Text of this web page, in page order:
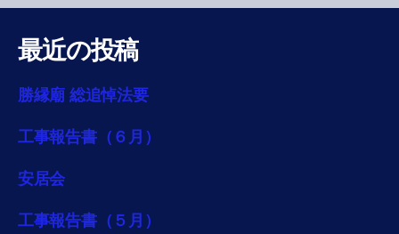
最近の投稿
勝縁廟 総追悼法要
工事報告書（６月）
安居会
工事報告書（５月）